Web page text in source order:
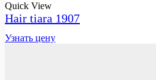
Quick View
Hair tiara 1907
Узнать цену